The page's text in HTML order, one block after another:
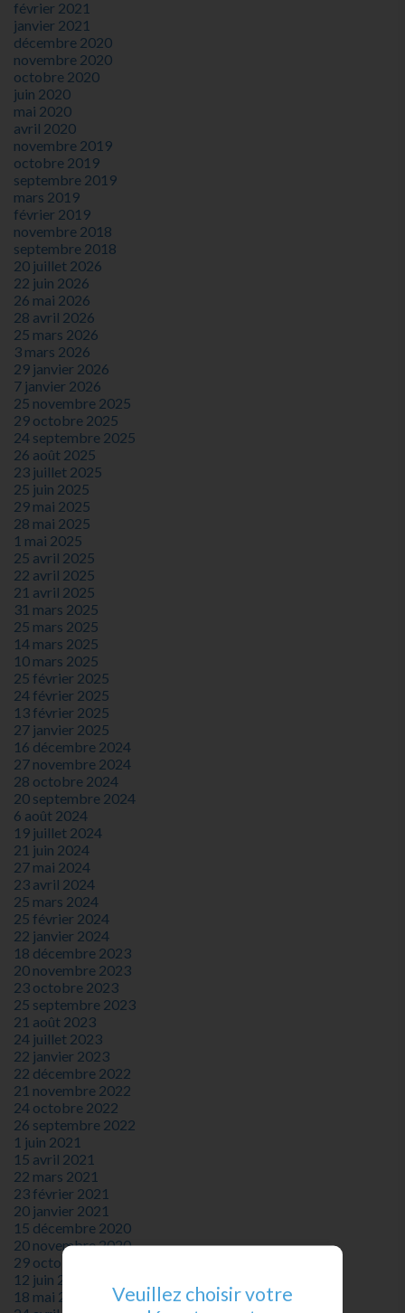
février 2021
janvier 2021
décembre 2020
novembre 2020
octobre 2020
juin 2020
mai 2020
avril 2020
novembre 2019
octobre 2019
septembre 2019
mars 2019
février 2019
novembre 2018
septembre 2018
20 juillet 2026
22 juin 2026
26 mai 2026
28 avril 2026
25 mars 2026
3 mars 2026
29 janvier 2026
7 janvier 2026
25 novembre 2025
29 octobre 2025
24 septembre 2025
26 août 2025
23 juillet 2025
25 juin 2025
29 mai 2025
28 mai 2025
1 mai 2025
25 avril 2025
22 avril 2025
21 avril 2025
31 mars 2025
25 mars 2025
14 mars 2025
10 mars 2025
25 février 2025
24 février 2025
13 février 2025
27 janvier 2025
16 décembre 2024
27 novembre 2024
28 octobre 2024
20 septembre 2024
6 août 2024
19 juillet 2024
21 juin 2024
27 mai 2024
23 avril 2024
25 mars 2024
25 février 2024
22 janvier 2024
18 décembre 2023
20 novembre 2023
23 octobre 2023
25 septembre 2023
21 août 2023
24 juillet 2023
22 janvier 2023
22 décembre 2022
21 novembre 2022
24 octobre 2022
26 septembre 2022
1 juin 2021
15 avril 2021
22 mars 2021
23 février 2021
20 janvier 2021
15 décembre 2020
20 novembre 2020
29 octobre 2020
12 juin 2020
18 mai 2020
Veuillez choisir votre